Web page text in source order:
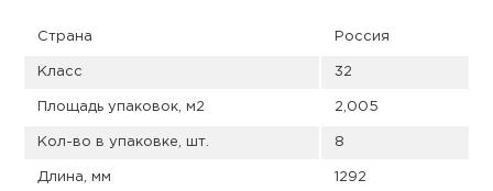
Страна Россия
Класс 32
Площадь упаковок, м2 2,005
Кол-во в упаковке, шт. 8
Длина, мм 1292